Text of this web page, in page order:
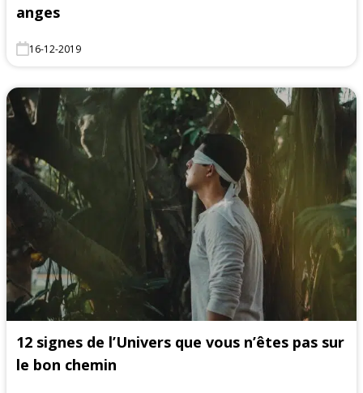
anges
16-12-2019
12 signes de l’Univers que vous n’êtes pas sur
le bon chemin